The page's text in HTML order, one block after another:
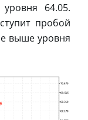
64.05.
пробой
выше уровня